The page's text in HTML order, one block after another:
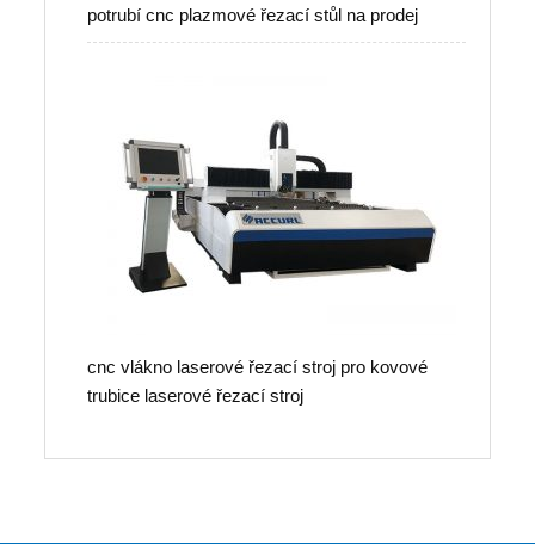
potrubí cnc plazmové řezací stůl na prodej
cnc vlákno laserové řezací stroj pro kovové
trubice laserové řezací stroj